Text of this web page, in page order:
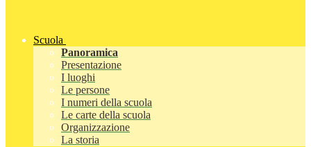
Scuola
Panoramica
Presentazione
I luoghi
Le persone
I numeri della scuola
Le carte della scuola
Organizzazione
La storia